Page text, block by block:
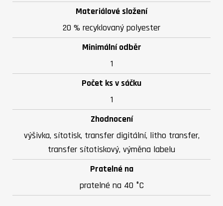
Materiálové složení
20 % recyklovaný polyester
Minimální odběr
1
Počet ks v sáčku
1
Zhodnocení
výšivka, sítotisk, transfer digitální, litho transfer,
transfer sítotiskový, výměna labelu
Pratelné na
pratelné na 40 °C